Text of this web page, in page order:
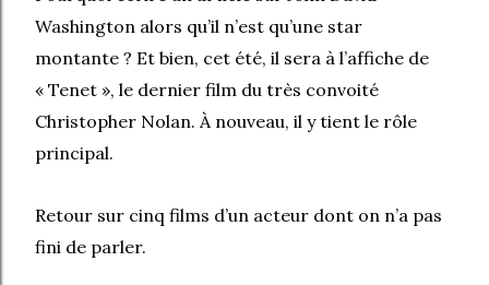
Washington alors qu’il n’est qu’une star
montante ? Et bien, cet été, il sera à l’affiche de
« Tenet », le dernier film du très convoité
Christopher Nolan. À nouveau, il y tient le rôle
principal.
Retour sur cinq films d’un acteur dont on n’a pas
fini de parler.